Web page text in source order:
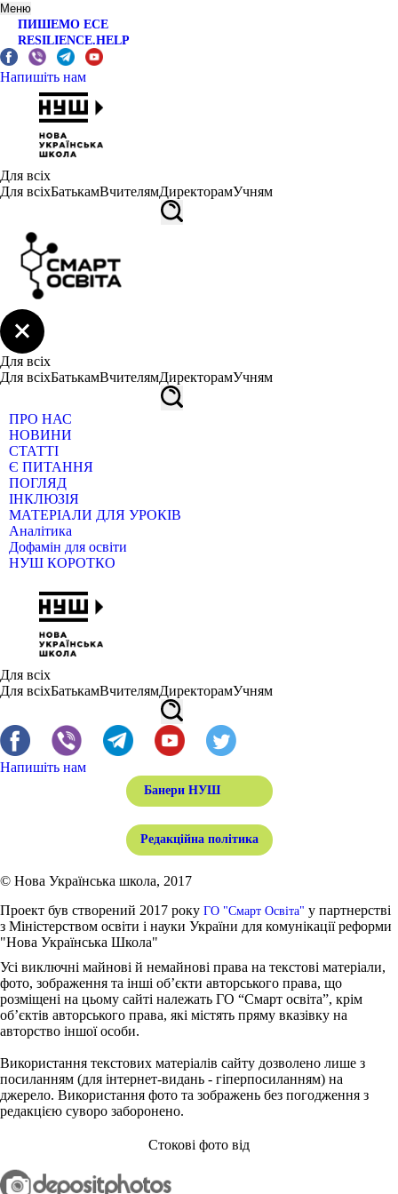
Меню
ПИШЕМО ЕСЕ
RESILIENCE.HELP
Напишіть нам
Для всіх
Для всіхБатькамВчителямДиректорамУчням
Для всіх
Для всіхБатькамВчителямДиректорамУчням
ПРО НАС
НОВИНИ
СТАТТІ
Є ПИТАННЯ
ПОГЛЯД
ІНКЛЮЗІЯ
МАТЕРІАЛИ ДЛЯ УРОКІВ
Аналітика
Дофамін для освіти
НУШ КОРОТКО
Для всіх
Для всіхБатькамВчителямДиректорамУчням
Напишіть нам
Банери НУШ
Редакційна політика
© Нова Українська школа, 2017
Проект був створений 2017 року ГО "Смарт Освіта" у партнерстві
з Міністерством освіти і науки України для комунікації реформи
"Нова Українська Школа"
Усі виключні майнові й немайнові права на текстові матеріали,
фото, зображення та інші об’єкти авторського права, що
розміщені на цьому сайті належать ГО “Смарт освіта”, крім
об’єктів авторського права, які містять пряму вказівку на
авторство іншої особи.
Використання текстових матеріалів сайту дозволено лише з
посиланням (для інтернет-видань - гіперпосиланням) на
джерело. Використання фото та зображень без погодження з
редакцією суворо заборонено.
Стокові фото від